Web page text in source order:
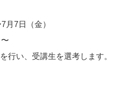
月7日（金）
行い、受講生を選考します。